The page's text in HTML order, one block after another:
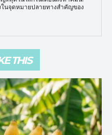
นจุดหมายปลายทางสำคัญของ
THIS